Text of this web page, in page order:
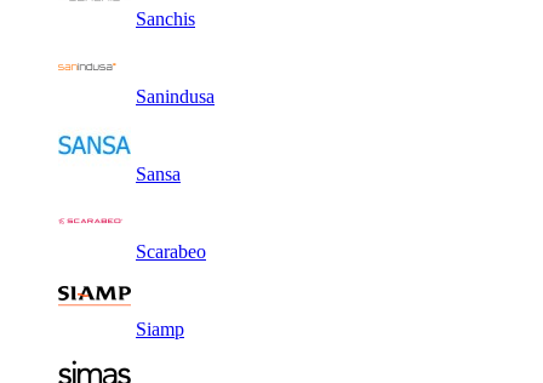
Sanchis
Sanindusa
Sansa
Scarabeo
Siamp